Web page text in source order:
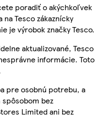
poradiť o akýchkoľvek
Tesco zákaznícky
je výrobok značky Tesco.
aktualizované, Tesco
informácie. Toto
pre osobnú potrebu, a
bez
Limited ani bez